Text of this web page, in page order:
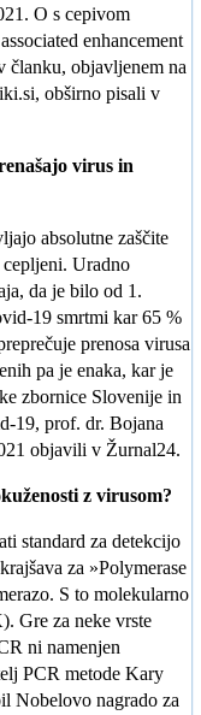
O s cepivom
enhancement
članku, objavljenem na
obširno pisali v
virus in
absolutne zaščite
Uradno
da je bilo od 1.
19 smrtmi kar 65 %
prenosa virusa
pa je enaka, kar je
zbornice Slovenije in
19, prof. dr. Bojana
objavili v Žurnal24.
z virusom?
standard za detekcijo
za »Polymerase
S to molekularno
Gre za neke vrste
ni namenjen
PCR metode Kary
Nobelovo nagrado za